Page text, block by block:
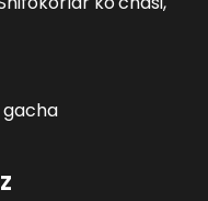
gacha